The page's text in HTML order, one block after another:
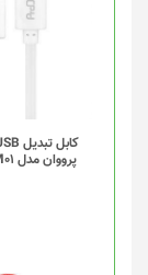
پرووان مدل M01 طول 1 متر